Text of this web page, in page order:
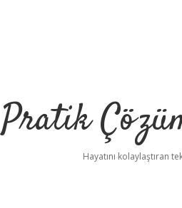
Pratik
Hayatını kolaylaştıran